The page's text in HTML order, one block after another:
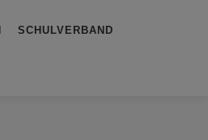
SCHULVERBAND